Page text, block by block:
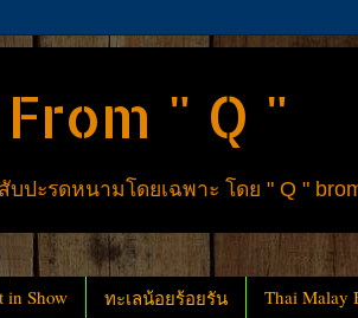
" Q "
ะรดหนามโดยเฉพาะ โดย " Q "
in Show ทะเลน้อยร้อยรัน Thai Malay